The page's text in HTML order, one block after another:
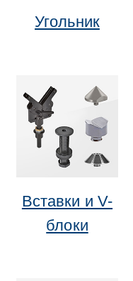
Угольник
Вставки и V-
блоки